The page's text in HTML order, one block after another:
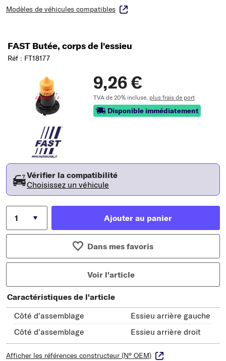
Modèles de véhicules compatibles
FAST Butée, corps de l'essieu
Réf : FT18177
9,26 €
TVA de 20% incluse, plus frais de port
Disponible immédiatement
Vérifier la compatibilité
Choisissez un véhicule
Ajouter au panier
Dans mes favoris
Voir l'article
Caractéristiques de l'article
Côté d'assemblage
Essieu arrière gauche
Côté d'assemblage
Essieu arrière droit
Afficher les références constructeur (N° OEM)